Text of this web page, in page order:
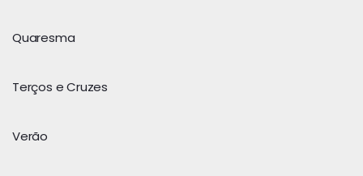
Quaresma
Terços e Cruzes
Verão